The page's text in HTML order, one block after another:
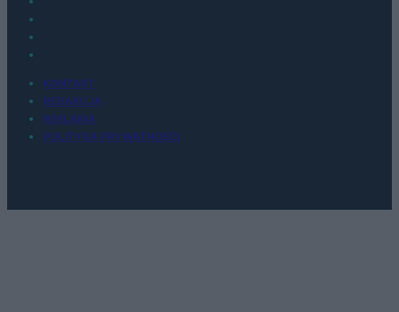
KONTAKT
REDAKCJA
REKLAMA
POLITYKA PRYWATNOŚCI